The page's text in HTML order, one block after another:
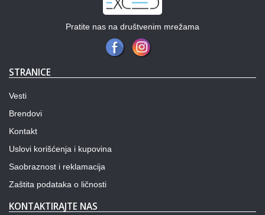
Pratite nas na društvenim mrežama
STRANICE
Vesti
Brendovi
Kontakt
Uslovi korišćenja i kupovina
Saobraznost i reklamacija
Zaštita podataka o ličnosti
KONTAKTIRAJTE NAS